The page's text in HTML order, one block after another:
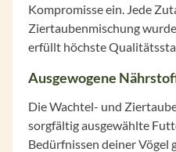
Kompromisse ein. Jede
Ziertaubenmischung
erfüllt höchste
Ausgewogene
Die Wachtel- und
sorgfältig ausgewählte
Bedürfnissen deiner Vögel